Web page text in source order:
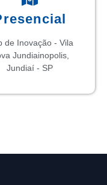
de Inovação - Vila
Jundiainopolis,
Jundiaí - SP